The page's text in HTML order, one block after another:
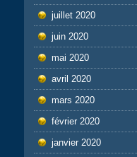
juillet 2020
juin 2020
mai 2020
avril 2020
mars 2020
février 2020
janvier 2020